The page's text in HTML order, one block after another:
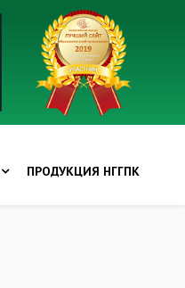
ПРОДУКЦИЯ НГГПК